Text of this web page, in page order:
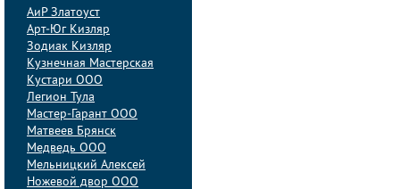
АиP Златоуст
Арт-Юг Кизляр
Зодиак Кизляр
Кузнечная Мастерская
Кустари ООО
Легион Тула
Мастер-Гарант ООО
Матвеев Брянск
Медведь ООО
Мельницкий Алексей
Ножевой двор ООО